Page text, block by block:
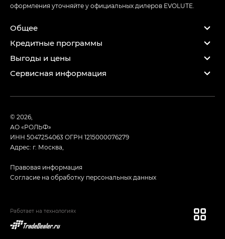
оформления уточняйте у официальных дилеров EVOLUTE.
Общее
Кредитные программы
Выгоды и цены
Сервисная информация
© 2026,
АО «РОЛЬФ»
ИНН 5047254063ОГРН 1215000076279
Адрес: г. Москва,
Правовая информация
Согласие на обработку персональных данных
Работает на технологиях